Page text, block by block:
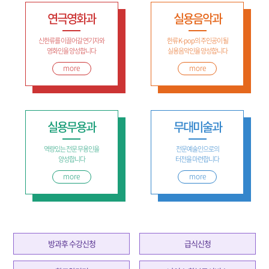
연극영화과
신한류를 이끌어갈 연기자와
영화인을 양성합니다
more
실용음악과
한류 K-pop의 주인공이 될
실용음악인을 양성합니다
more
실용무용과
역량있는 전문 무용인을
양성합니다
more
무대미술과
전문예술인으로의
터전을 마련합니다
more
방과후 수강신청 급식신청